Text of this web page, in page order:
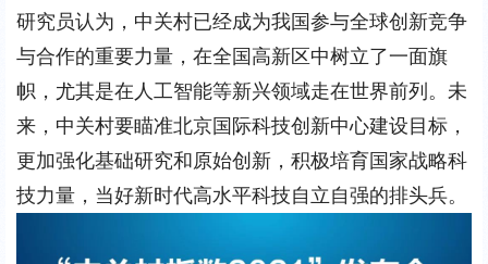
研究员认为，中关村已经成为我国参与全球创新竞争
与合作的重要力量，在全国高新区中树立了一面旗
帜，尤其是在人工智能等新兴领域走在世界前列。未
来，中关村要瞄准北京国际科技创新中心建设目标，
更加强化基础研究和原始创新，积极培育国家战略科
技力量，当好新时代高水平科技自立自强的排头兵。